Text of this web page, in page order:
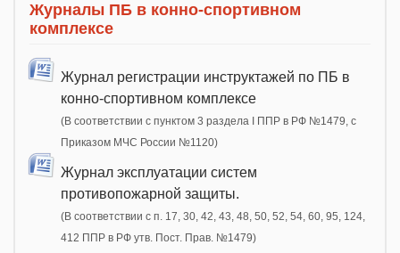
Журналы ПБ в конно-спортивном
комплексе
Журнал регистрации инструктажей по ПБ в
конно-спортивном комплексе
(В соответствии с пунктом 3 раздела I ППР в РФ №1479, с
Приказом МЧС России №1120)
Журнал эксплуатации систем
противопожарной защиты.
(В соответствии с п. 17, 30, 42, 43, 48, 50, 52, 54, 60, 95, 124,
412 ППР в РФ утв. Пост. Прав. №1479)